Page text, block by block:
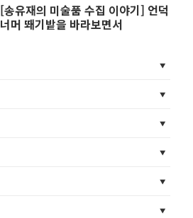
[송유재의 미술품 수집 이야기] 언덕
너머 뙈기밭을 바라보면서